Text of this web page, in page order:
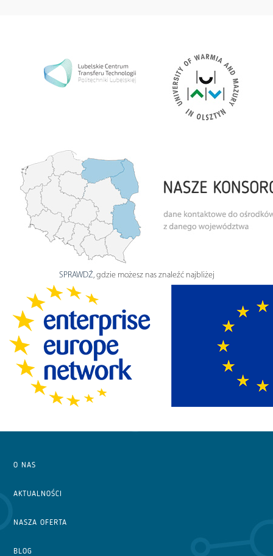
SPRAWDŹ, gdzie możesz nas znaleźć najbliżej
O NAS
AKTUALNOŚCI
NASZA OFERTA
BLOG